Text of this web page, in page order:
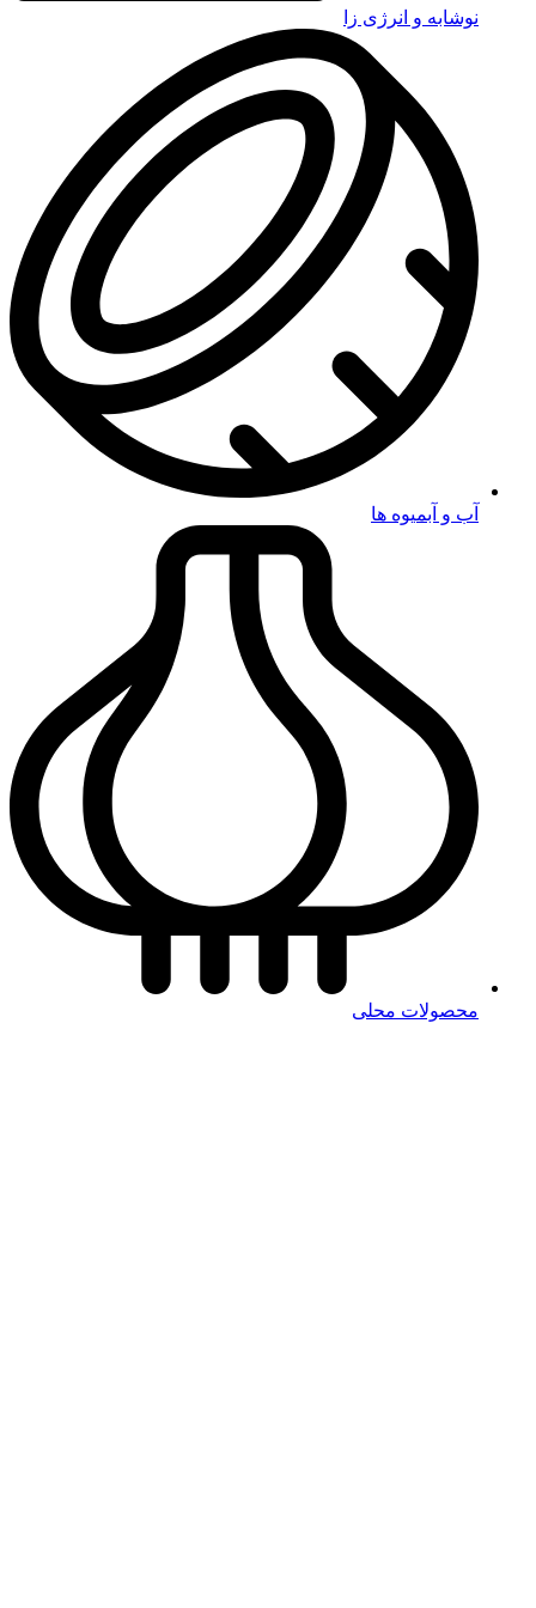
نوشابه و انرژی زا
آب و آبمیوه ها
محصولات محلی